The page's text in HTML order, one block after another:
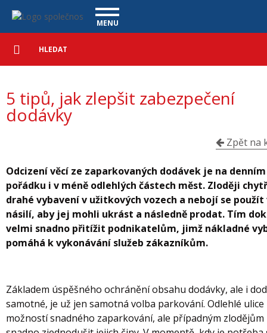
5 tipů, jak zlepšit zabezpečení dodávky - Vanscentre
Navigace
MENU
VÝKUP VOZŮ
ÚVĚR ZDARMA
ZÁRUKA NA OJETÉ VOZY
ONLINE VIDEO PROHLÍDKY
UPLATNĚNÍ VAD
NÁŠ TÝM
NAŠE VIDEA
MAGAZÍN
KONTAKT
Podrobné
vyhledávání
Vyhledat
5 tipů, jak zlepšit zabezpečení
dodávky
Zpět na
Odcizení věcí ze zaparkovaných dodávek je na denním
pořádku i v méně odlehlých částech měst. Zloději
drahé vybavení v užitkových vozech a nebojí se
násilí, aby jej mohli ukrást a následně prodat. Tím
velmi snadno přitížit podnikatelům, jimž nákladné
pomáhá k vykonávání služeb zákazníkům.
Základem úspěšného ochránění obsahu dodávky, ale i
samotné, je už jen samotná volba parkování. Odlehlé
možností snadného zaparkování, ale případným